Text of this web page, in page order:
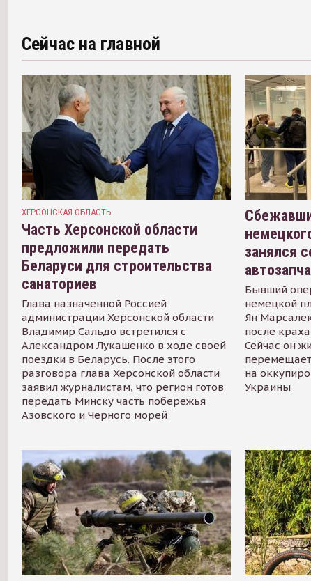
Сейчас на главной
ХЕРСОНСКАЯ ОБЛАСТЬ
Часть Херсонской области
предложили передать
Беларуси для строительства
санаториев
Глава назначенной Россией
администрации Херсонской области
Владимир Сальдо встретился с
Александром Лукашенко в ходе своей
поездки в Беларусь. После этого
разговора глава Херсонской области
заявил журналистам, что регион готов
передать Минску часть побережья
Азовского и Черного морей
занялся
Бывший
немецкой
Ян
после
Сейчас он
на
Украины